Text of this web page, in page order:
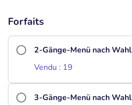
Forfaits
2-Gänge-Menü nach Wahl
Vendu : 19
3-Gänge-Menü nach Wahl